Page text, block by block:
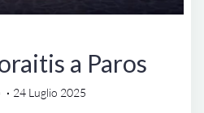
a Paros
24 Luglio 2025